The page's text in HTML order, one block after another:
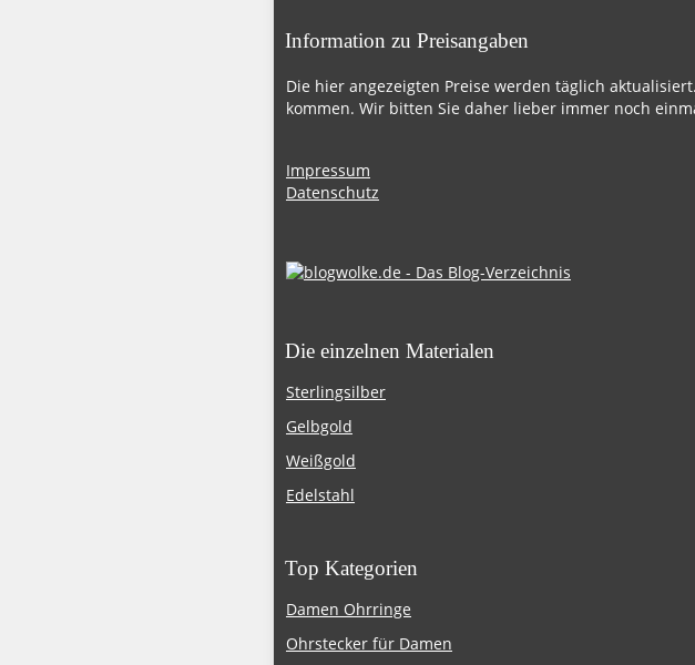
Information zu Preisangaben
Die hier angezeigten Preise werden täglich
kommen. Wir bitten Sie daher lieber immer noch
Impressum
Datenschutz
Die einzelnen Materialen
Sterlingsilber
Gelbgold
Weißgold
Edelstahl
Top Kategorien
Damen Ohrringe
Ohrstecker für Damen